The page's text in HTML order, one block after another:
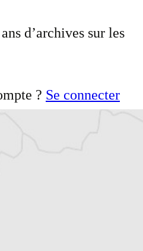
d’archives sur les
? Se connecter